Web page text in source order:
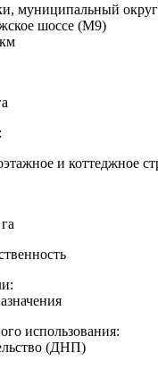
муниципальный
шоссе (М9)
и коттеджное
использования:
(ДНП)